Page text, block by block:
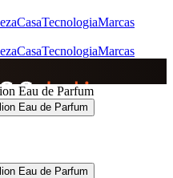
CasaTecnologiaMarcas
CasaTecnologiaMarcas
Eau de Parfum